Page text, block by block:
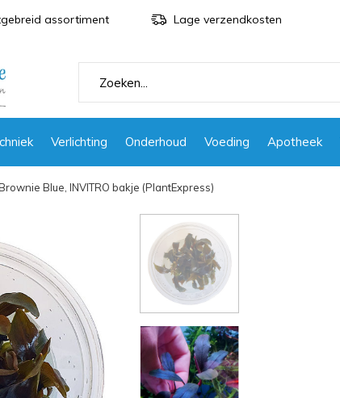
Verlichting Onderhoud Voeding Apotheek
assortiment Lage verzendkosten
Blue, INVITRO bakje (PlantExpress)